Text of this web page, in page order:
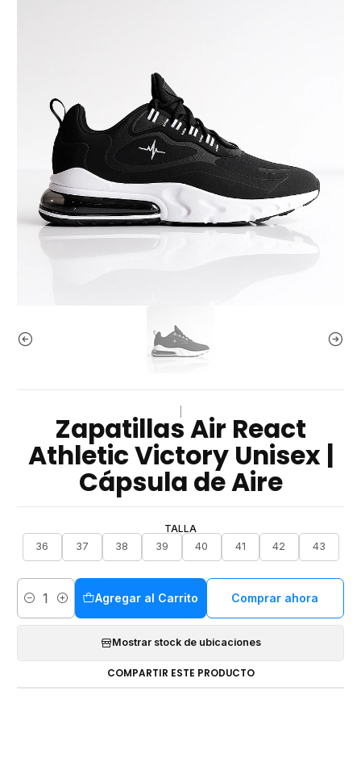
Zapatillas Air React
Athletic Victory Unisex |
Cápsula de Aire
TALLA
36
37 38 39 40 41 42 43
Cantidad
Agregar al Carrito Comprar ahora
Mostrar stock de ubicaciones
COMPARTIR ESTE PRODUCTO